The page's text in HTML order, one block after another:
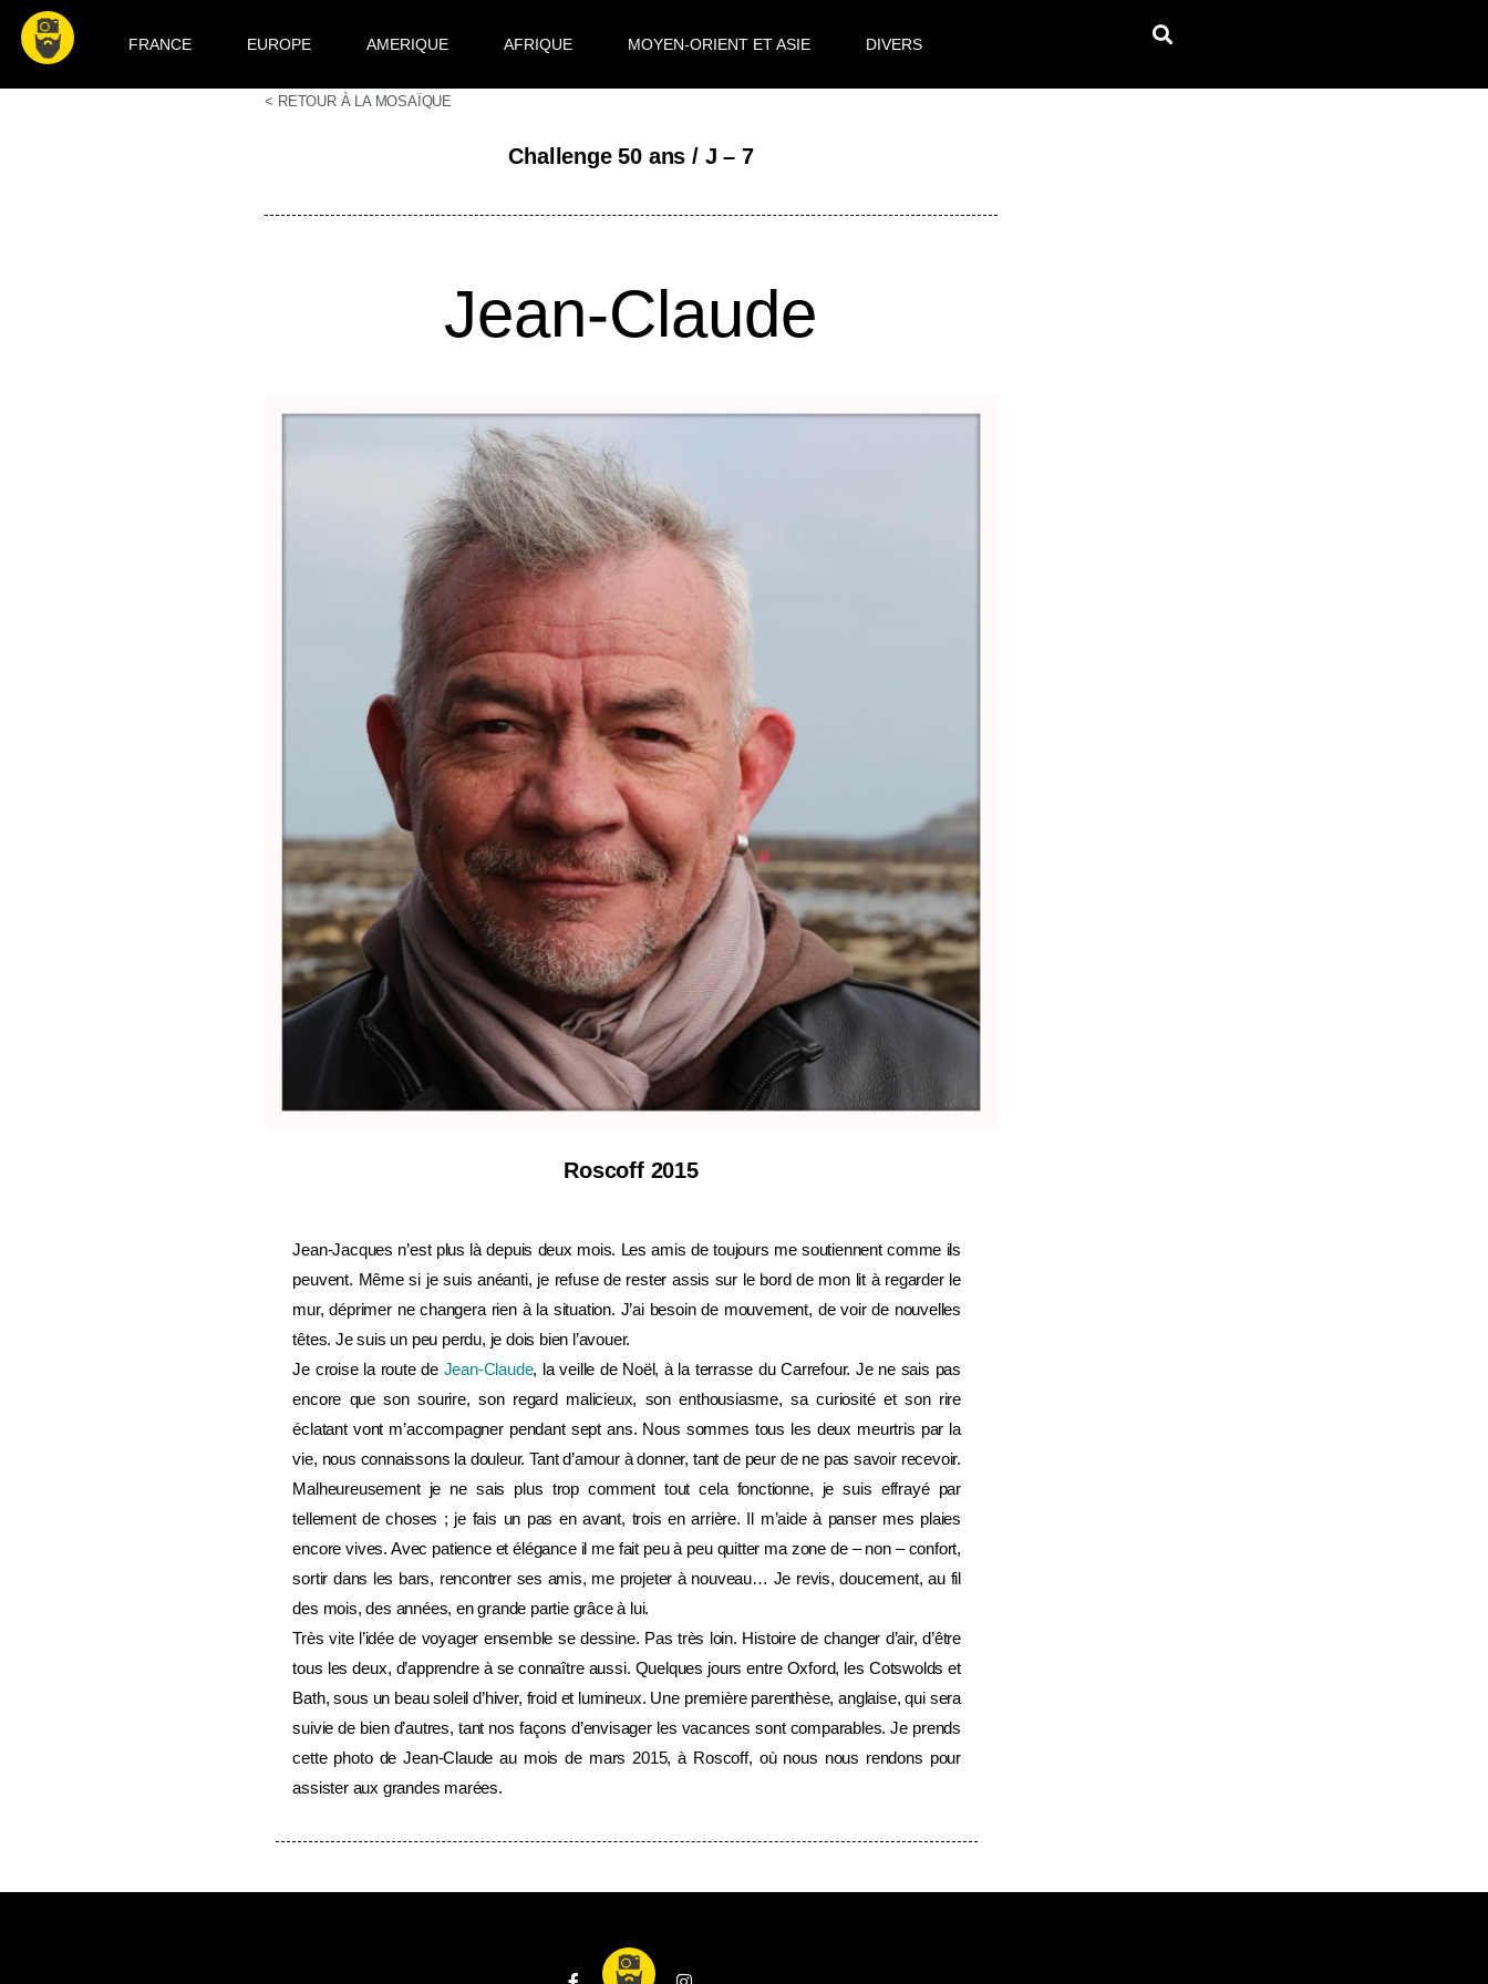
FRANCE EUROPE AMERIQUE AFRIQUE MOYEN-ORIENT ET ASIE DIVERS
< RETOUR À LA MOSAÏQUE
Challenge 50 ans / J – 7
Jean-Claude
Roscoff 2015
Jean-Jacques n’est plus là depuis deux mois. Les amis de toujours me soutiennent comme ils
peuvent. Même si je suis anéanti, je refuse de rester assis sur le bord de mon lit à regarder le
mur, déprimer ne changera rien à la situation. J’ai besoin de mouvement, de voir de nouvelles
têtes. Je suis un peu perdu, je dois bien l’avouer.
Je croise la route de Jean-Claude, la veille de Noël, à la terrasse du Carrefour. Je ne sais pas
encore que son sourire, son regard malicieux, son enthousiasme, sa curiosité et son rire
éclatant vont m’accompagner pendant sept ans. Nous sommes tous les deux meurtris par la
vie, nous connaissons la douleur. Tant d’amour à donner, tant de peur de ne pas savoir recevoir.
Malheureusement je ne sais plus trop comment tout cela fonctionne, je suis effrayé par
tellement de choses ; je fais un pas en avant, trois en arrière. Il m’aide à panser mes plaies
encore vives. Avec patience et élégance il me fait peu à peu quitter ma zone de – non – confort,
sortir dans les bars, rencontrer ses amis, me projeter à nouveau… Je revis, doucement, au fil
des mois, des années, en grande partie grâce à lui.
Très vite l’idée de voyager ensemble se dessine. Pas très loin. Histoire de changer d’air, d’être
tous les deux, d’apprendre à se connaître aussi. Quelques jours entre Oxford, les Cotswolds et
Bath, sous un beau soleil d’hiver, froid et lumineux. Une première parenthèse, anglaise, qui sera
suivie de bien d’autres, tant nos façons d’envisager les vacances sont comparables. Je prends
cette photo de Jean-Claude au mois de mars 2015, à Roscoff, où nous nous rendons pour
assister aux grandes marées.